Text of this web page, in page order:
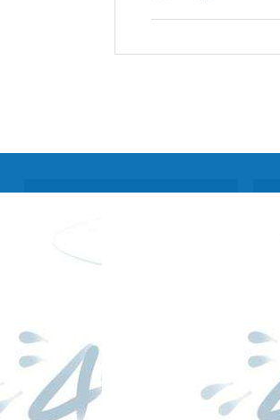
隐私声明
工作年报
网站地图